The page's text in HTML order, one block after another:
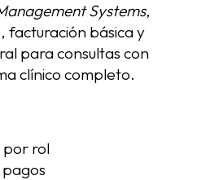
Systems,
facturación básica y
para consultas con
clínico completo.
por rol